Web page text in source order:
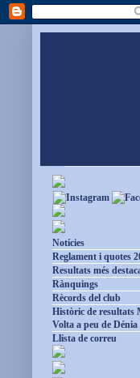
Notícies
Reglament i quotes
Resultats més
Rànquings
Rècords del club
Històric de resultats
Volta a peu de Dénia
Llista de correu